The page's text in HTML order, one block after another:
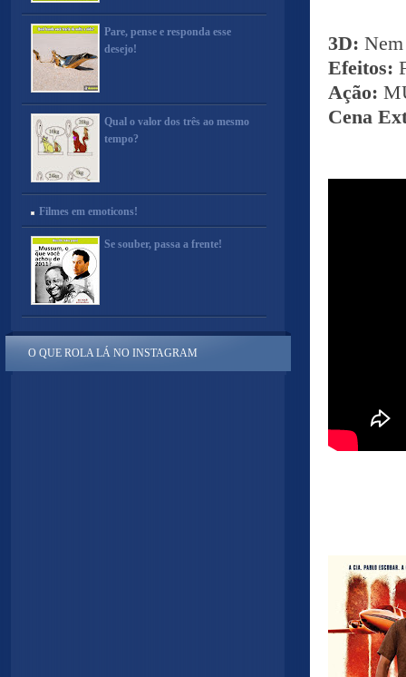
3D:
Efeitos:
Ação:
Cena
Pare, pense e responda esse
desejo!
Qual o valor dos três ao mesmo
tempo?
Filmes em emoticons!
Se souber, passa a frente!
O QUE ROLA LÁ NO INSTAGRAM